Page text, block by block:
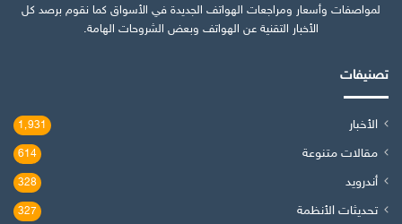
لمواصفات وأسعار ومراجعات الهواتف الجديدة في الأسواق كما نقوم برصد كل
الأخبار التقنية عن الهواتف وبعض الشروحات الهامة.
تصنيفات
الأخبار 1٬931
مقالات متنوعة 614
أندرويد 328
تحديثات الأنظمة 327